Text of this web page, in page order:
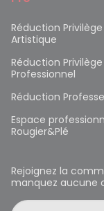
Réduction
Artistique
Réduction
Professionnel
Réduction
Espace
Rougier&Plé
Rejoignez la
manquez aucune